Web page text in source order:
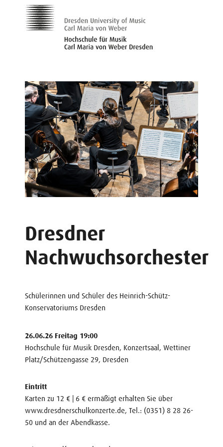
Dresdner
Nachwuchsorchester
Schülerinnen und Schüler des Heinrich-Schütz-
Konservatoriums Dresden
26.06.26 Freitag 19:00
Hochschule für Musik Dresden, Konzertsaal, Wettiner
Platz/Schützengasse 29, Dresden
Eintritt
Karten zu 12 € | 6 € ermäßigt erhalten Sie über
www.dresdnerschulkonzerte.de, Tel.: (0351) 8 28 26-
50 und an der Abendkasse.